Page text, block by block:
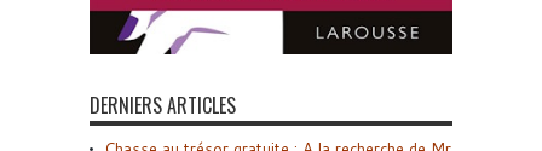
DERNIERS ARTICLES